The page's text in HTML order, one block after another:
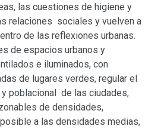
las cuestiones de higiene y
relaciones sociales y vuelven a
de las reflexiones urbanas.
de espacios urbanos y
e iluminados, con
de lugares verdes, regular el
poblacional de las ciudades,
de densidades,
a las densidades medias,